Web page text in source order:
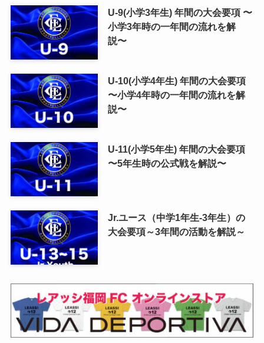
U-9(小学3年生) 年間の大会要項 〜
小学3年時の一年間の流れを解
説〜
U-10(小学4年生) 年間の大会要項
〜小学4年時の一年間の流れを解
説〜
U-11(小学5年生) 年間の大会要項
〜5年生時の公式戦を解説〜
Jr.ユース（中学1年生-3年生）の
大会要項～3年間の活動を解説～